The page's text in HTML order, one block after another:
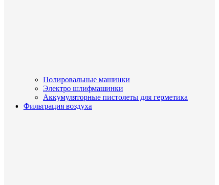
Полировальные машинки
Электро шлифмашинки
Аккумуляторные пистолеты для герметика
Фильтрация воздуха